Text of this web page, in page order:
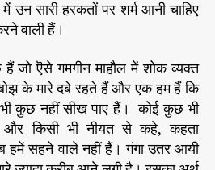
उन सारी हरकतों पर शर्म आनी चाहिए
वाली हैं।
जो ऎसे गमगीन माहौल में शोक व्यक्त
के मारे दबे रहते हैं और एक हम हैं कि
कुछ नहीं सीख पाए हैं। कोई कुछ भी
किसी भी नीयत से कहे, कहता
सहने वाले नहीं हैं। गंगा उतर आयी